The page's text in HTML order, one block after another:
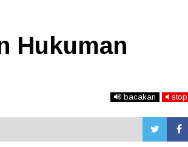
Hukuman
bacakan stop